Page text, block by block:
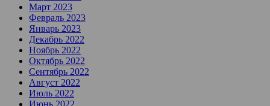
Март 2023
Февраль 2023
Январь 2023
Декабрь 2022
Ноябрь 2022
Октябрь 2022
Сентябрь 2022
Август 2022
Июль 2022